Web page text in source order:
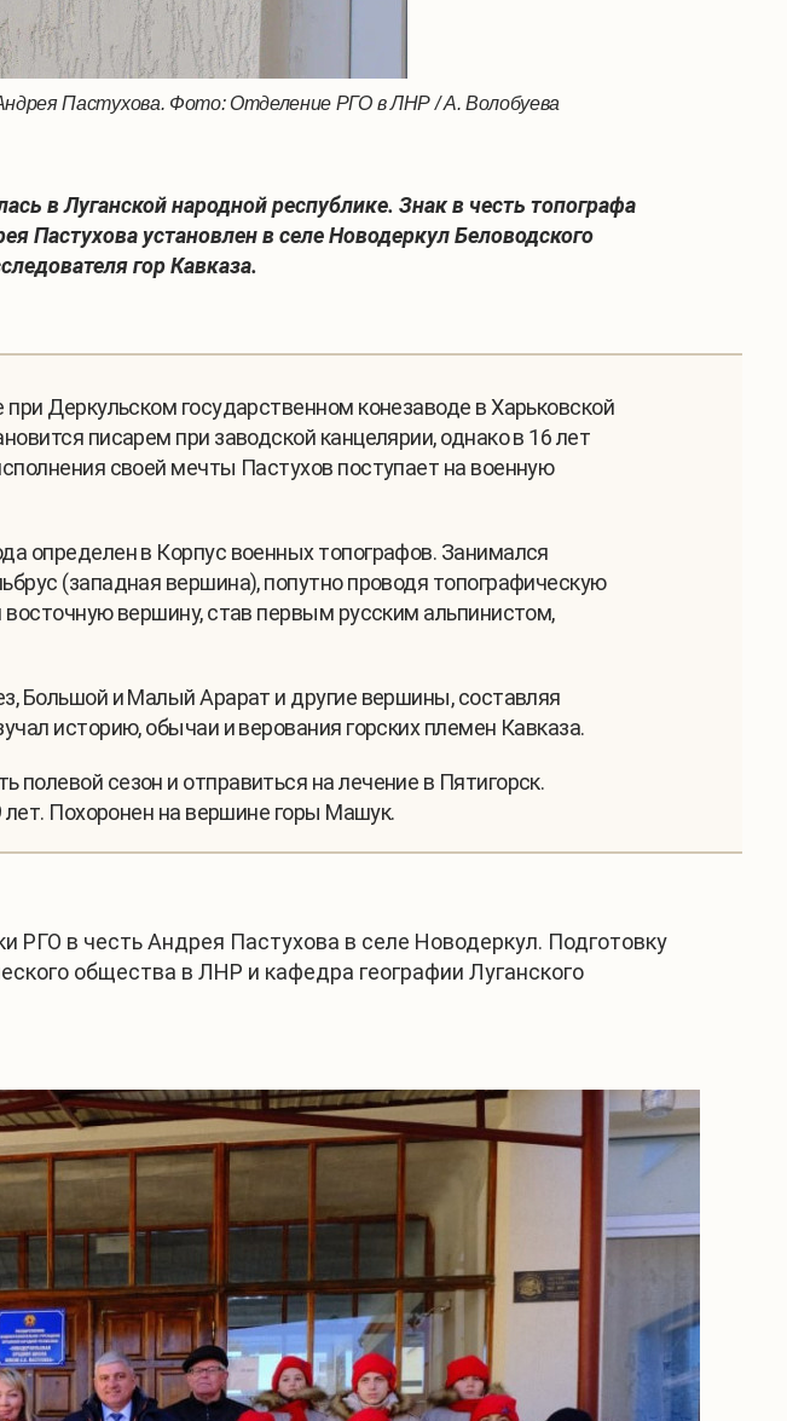
Пастухова. Фото: Отделение РГО в ЛНР / А. Волобуева
в Луганской народной республике. Знак в честь топографа
Пастухова установлен в селе Новодеркул Беловодского
гор Кавказа.
Деркульском государственном конезаводе в Харьковской
писарем при заводской канцелярии, однако в 16 лет
своей мечты Пастухов поступает на военную
определен в Корпус военных топографов. Занимался
(западная вершина), попутно проводя топографическую
вершину, став первым русским альпинистом,
Большой и Малый Арарат и другие вершины, составляя
историю, обычаи и верования горских племен Кавказа.
сезон и отправиться на лечение в Пятигорск.
лет. Похоронен на вершине горы Машук.
в честь Андрея Пастухова в селе Новодеркул. Подготовку
общества в ЛНР и кафедра географии Луганского